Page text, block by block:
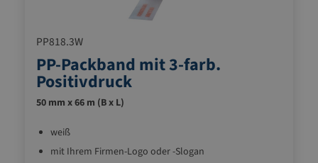
PP818.3W
PP-Packband mit 3-farb.
Positivdruck
50 mm x 66 m (B x L)
weiß
mit Ihrem Firmen-Logo oder -Slogan